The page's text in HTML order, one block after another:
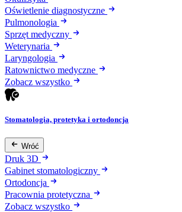
Oświetlenie diagnostyczne
Pulmonologia
Sprzęt medyczny
Weterynaria
Laryngologia
Ratownictwo medyczne
Zobacz wszystko
Stomatologia, protetyka i ortodoncja
Wróć
Druk 3D
Gabinet stomatologiczny
Ortodoncja
Pracownia protetyczna
Zobacz wszystko